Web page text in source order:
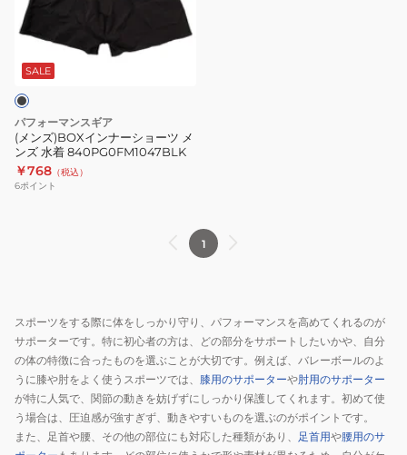
ー
ウ
ア
SD97U81
K
ナ
シ
ョ
ー
ツ
メ
ン
SALE
パフォーマンスギア
(メンズ)BOXインナーショーツ メ
ンズ 水着 840PG0FM1047BLK
￥768 （税込）
6ポイント
1
スポーツをする際に体をしっかり守り、パフォーマンスを高めてくれるのが
サポーターです。特に初心者の方は、どの部分をサポートしたいかや、自分
の体の特徴に合ったものを選ぶことが大切です。例えば、バレーボールのよ
うに膝や肘をよく使うスポーツでは、 膝用のサポーターや肘用のサポーター
が特に人気で、関節の動きを妨げずにしっかり保護してくれます。初めて使
う場合は、圧迫感が強すぎず、動きやすいものを選ぶのがポイントです。
また、足首や腰、その他の部位にも対応した種類があり、 足首用や腰用のサ